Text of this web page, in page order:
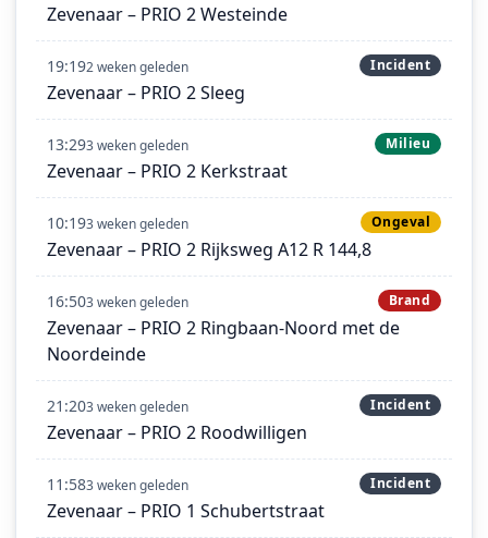
Zevenaar – PRIO 2 Westeinde
19:192 weken geleden Incident
Zevenaar – PRIO 2 Sleeg
13:293 weken geleden Milieu
Zevenaar – PRIO 2 Kerkstraat
10:193 weken geleden Ongeval
Zevenaar – PRIO 2 Rijksweg A12 R 144,8
16:503 weken geleden Brand
Zevenaar – PRIO 2 Ringbaan-Noord met de
Noordeinde
21:203 weken geleden Incident
Zevenaar – PRIO 2 Roodwilligen
11:583 weken geleden Incident
Zevenaar – PRIO 1 Schubertstraat